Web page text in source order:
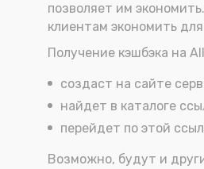
позволяет им
клиентам экономить
Получение кэшбэка на
создаст на сайте
найдет в каталоге
перейдет по этой
Возможно, будут и